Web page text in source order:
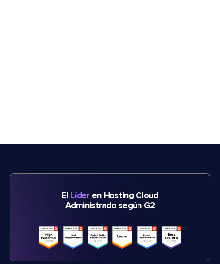
El Líder en Hosting Cloud
Administrado según G2